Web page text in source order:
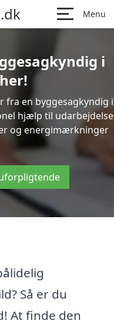
Menu
i
en byggesagkyndig i
hjælp til udarbejdelse
og energimærkninger
Så er du
At finde den